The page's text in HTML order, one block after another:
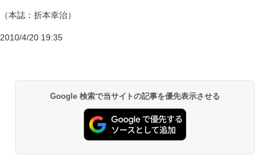
（本誌：折本幸治）
2010/4/20 19:35
Google 検索で当サイトの記事を優先表示させる